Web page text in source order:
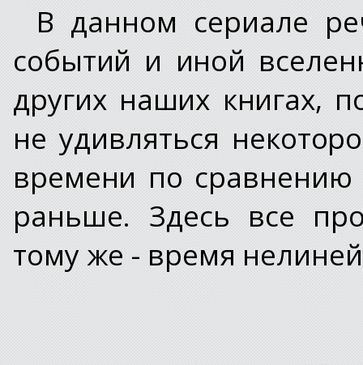
В данном сериале
событий и иной
других наших книгах,
не удивляться
времени по
раньше. Здесь все
тому же - время